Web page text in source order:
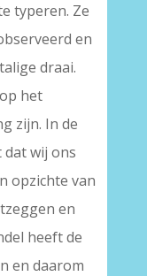
typeren. Ze
en
draai.
het
zijn. In de
wij ons
opzichte van
en
heeft de
en daarom